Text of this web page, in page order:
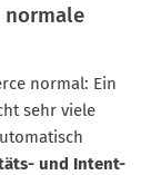
normale
normal: Ein
sehr viele
und Intent-